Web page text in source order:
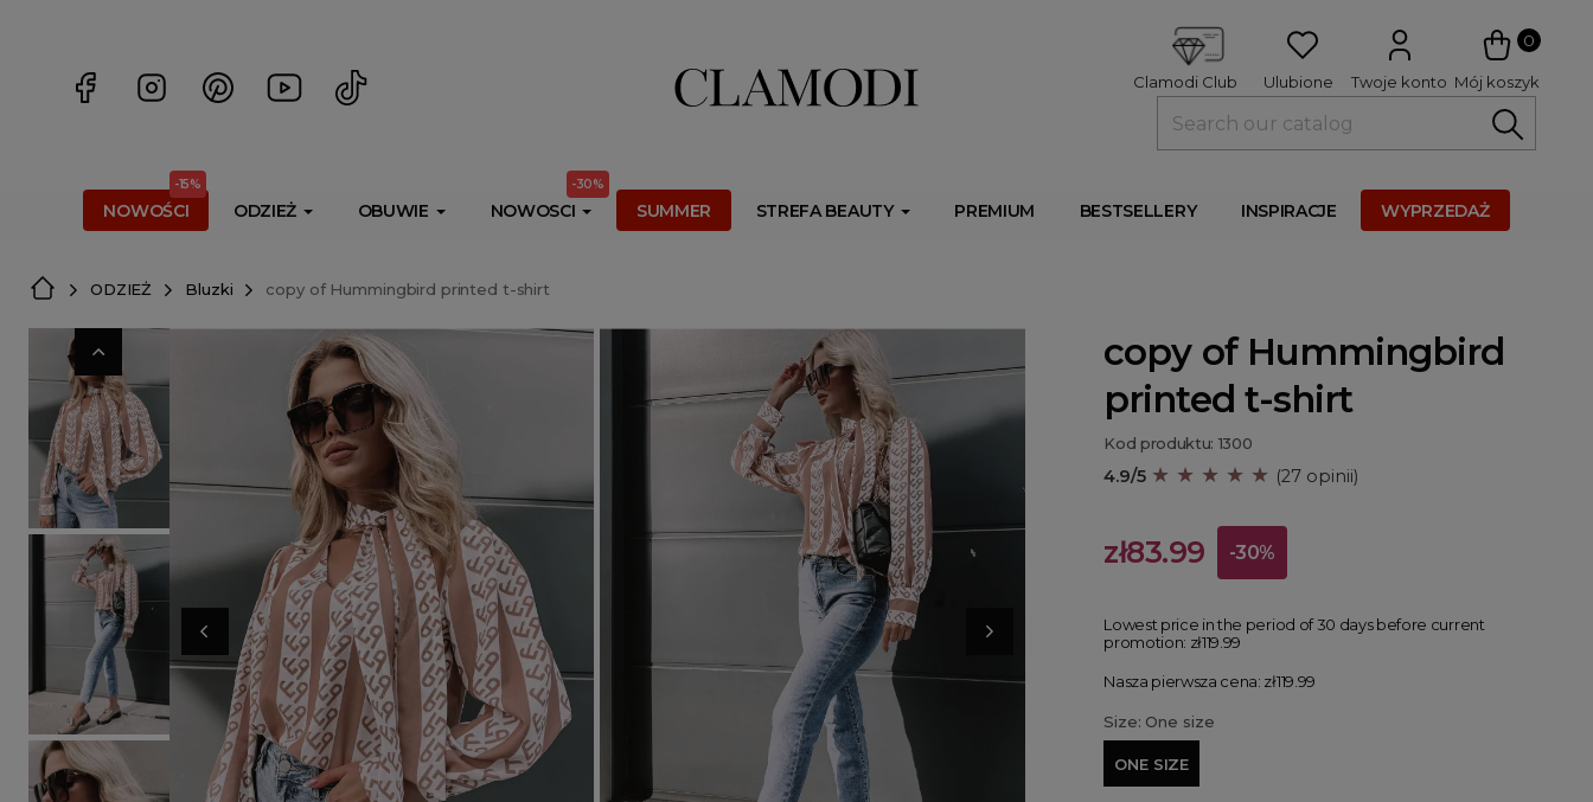
0
Mój koszyk
Twoje konto
Ulubione
Clamodi Club
NOWOŚCI
-15%
ODZIEŻ OBUWIE NOWOSCI
-30%
SUMMER STREFA BEAUTY PREMIUM BESTSELLERY INSPIRACJE WYPRZEDAŻ
ODZIEŻ Bluzki copy of Hummingbird printed t-shirt
copy of Hummingbird
printed t-shirt
Kod produktu: 1300
4.9/5 ★ ★ ★ ★ ★ (27 opinii)
zł83.99 -30%
Lowest price in the period of 30 days before current
promotion: zł119.99
Nasza pierwsza cena: zł119.99
Size: One size
ONE SIZE